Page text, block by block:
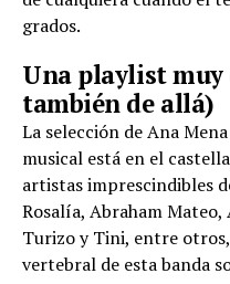
grados.
Una playlist muy
también de allá)
La selección de Ana
musical está en el
artistas imprescindibles
Rosalía, Abraham
Turizo y Tini, entre
vertebral de esta banda